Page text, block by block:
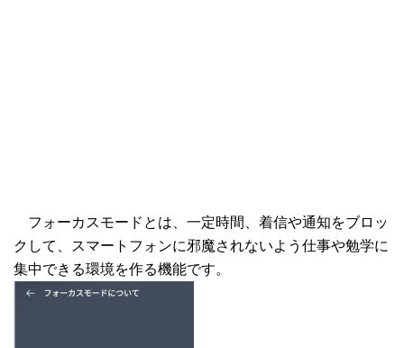
フォーカスモードとは、一定時間、着信や通知をブロッ
クして、スマートフォンに邪魔されないよう仕事や勉学に
集中できる環境を作る機能です。